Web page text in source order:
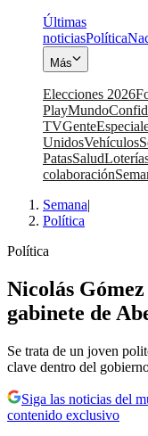
Últimas
noticiasPolítica
Más
Elecciones 2026
PlayMundo
TVGente
UnidosVehículos
PatasSalud
colaboración
Semana|
Política
Política
Nicolás
gabinete de
Se trata de un joven
clave dentro del
Siga las noticias del
contenido exclusivo